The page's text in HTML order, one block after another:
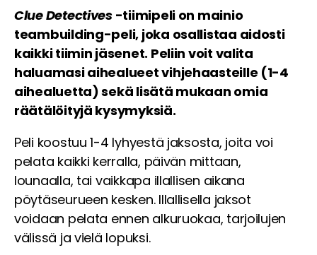
Clue Detectives-tiimipeli on mainio
teambuilding-peli, joka osallistaa aidosti
kaikki tiimin jäsenet. Peliin voit valita
haluamasi aihealueet vihjehaasteille (1-4
aihealuetta) sekä lisätä mukaan omia
räätälöityjä kysymyksiä.
Peli koostuu 1-4 lyhyestä jaksosta, joita voi
pelata kaikki kerralla, päivän mittaan,
lounaalla, tai vaikkapa illallisen aikana
pöytäseurueen kesken. Illallisella jaksot
voidaan pelata ennen alkuruokaa, tarjoilujen
välissä ja vielä lopuksi.